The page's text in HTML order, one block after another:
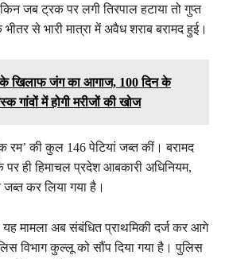
जब ट्रक पर लगी तिरपाल हटाया तो गुप्त
से भारी मात्रा में अवैध शराब बरामद हुई।
खिलाफ जंग का आगाज, 100 दिन के
गांवों में होगी मरीजों की खोज
रम’ की कुल 146 पेटियां जब्त कीं। बरामद
पर ही हिमाचल प्रदेश आबकारी अधिनियम,
कर लिया गया है।
मामला अब संबंधित प्राथमिकी दर्ज कर आगे
विभाग कुल्लू को सौंप दिया गया है। पुलिस